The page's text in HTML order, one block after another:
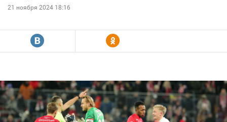
21 ноября 2024 18:16
R Y